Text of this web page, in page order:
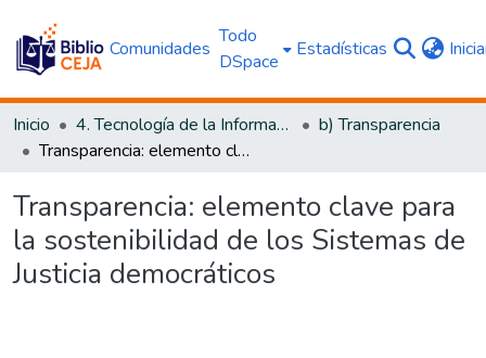
Comunidades
Todo
DSpace
Estadísticas
Inicio 4. Tecnología de la Información y Transparencia
b) Transparencia
Transparencia: elemento clave para la sostenibilidad de los Sistemas de Justicia democráticos
Transparencia: elemento clave para
la sostenibilidad de los Sistemas de
Justicia democráticos